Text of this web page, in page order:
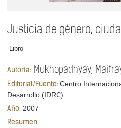
Justicia de género,
-Libro-
Autoría: Mukhopadhyay,
Editorial/Fuente: Centro
Desarrollo (IDRC)
Año: 2007
Resumen